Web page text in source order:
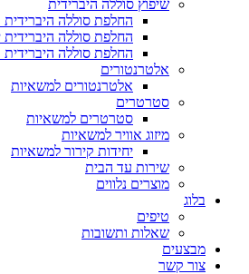
שיפוץ סוללה היברידית
החלפת סוללה היברידית
החלפת סוללה היברידית
החלפת סוללה היברידית
אלטרנטורים
אלטרנטורים למשאיות
סטרטרים
סטרטרים למשאיות
מיזוג אוויר למשאיות
יחידות קירור למשאיות
שירות עד הבית
מוצרים נלווים
בלוג
טיפים
שאלות ותשובות
מבצעים
צור קשר